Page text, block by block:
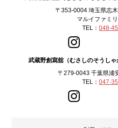
〒353-0004 埼玉県志
マルイファミ
TEL： 048-
武蔵野創寫舘（むさしのそうし
〒279-0043 千葉県浦
TEL： 047-